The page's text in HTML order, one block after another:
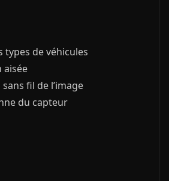
types de véhicules
aisée
fil de l’image
du capteur